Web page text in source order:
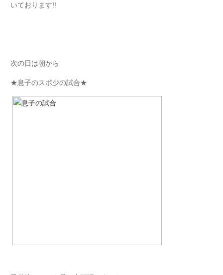
いております!!
次の日は朝から
★息子のスポ少の試合★